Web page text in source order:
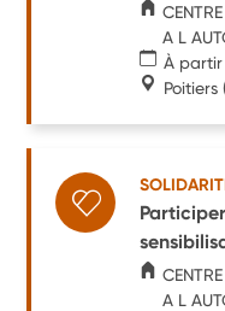
A L
À partir
Poitiers
A L